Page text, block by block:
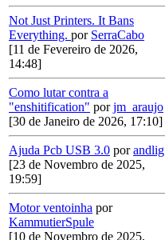
Not Just Printers. It Bans
Everything. por SerraCabo
[11 de Fevereiro de 2026,
14:48]
Como lutar contra a
"enshitification" porjm_araujo
[30 de Janeiro de 2026, 17:10]
Ajuda Pcb USB 3.0 porandlig
[23 de Novembro de 2025,
19:59]
Motor ventoinha por
KammutierSpule
[10 de Novembro de 2025,